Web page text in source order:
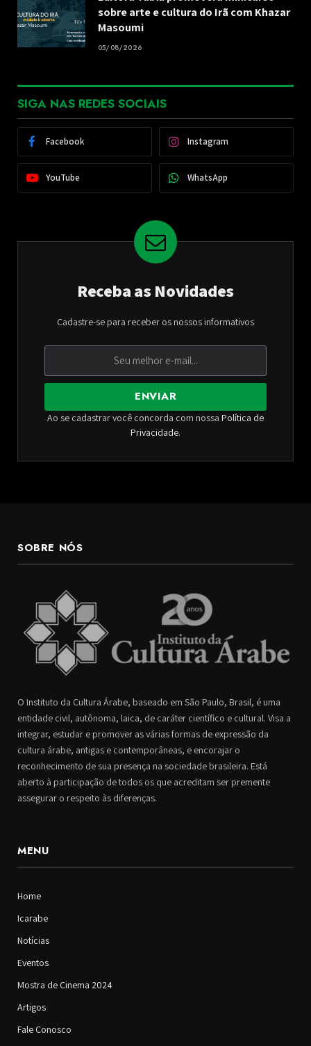
sobre arte e cultura do Irã com Khazar
Masoumi
05/08/2026
SIGA NAS REDES SOCIAIS
Facebook Instagram
YouTube WhatsApp
Receba as Novidades
Cadastre-se para receber os nossos informativos
ENVIAR
Ao se cadastrar você concorda com nossa Política de
Privacidade.
SOBRE NÓS
O Instituto da Cultura Árabe, baseado em São Paulo, Brasil, é uma
entidade civil, autônoma, laica, de caráter científico e cultural. Visa a
integrar, estudar e promover as várias formas de expressão da
cultura árabe, antigas e contemporâneas, e encorajar o
reconhecimento de sua presença na sociedade brasileira. Está
aberto à participação de todos os que acreditam ser premente
assegurar o respeito às diferenças.
MENU
Home
Icarabe
Notícias
Eventos
Mostra de Cinema 2024
Artigos
Fale Conosco